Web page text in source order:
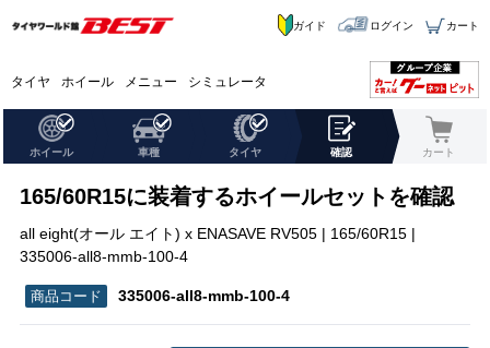
タイヤ ホイール メニュー シミュレータ
ガイド ログイン カート
ホイール 車種 タイヤ 確認 カート
165/60R15に装着するホイールセットを確認
all eight(オール エイト) x ENASAVE RV505 | 165/60R15 |
335006-all8-mmb-100-4
335006-all8-mmb-100-4